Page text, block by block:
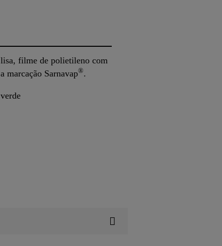
lisa, filme de polietileno com
a marcação Sarnavap®.
verde